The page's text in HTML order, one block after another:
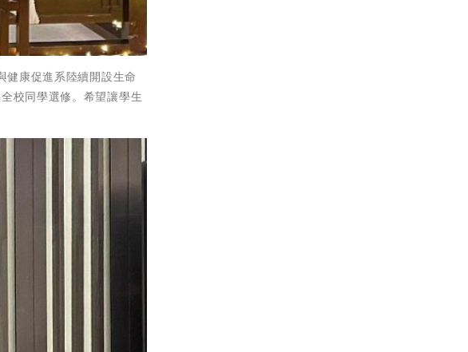
健康促進系陸續開設生命
校同學選修。希望讓學生